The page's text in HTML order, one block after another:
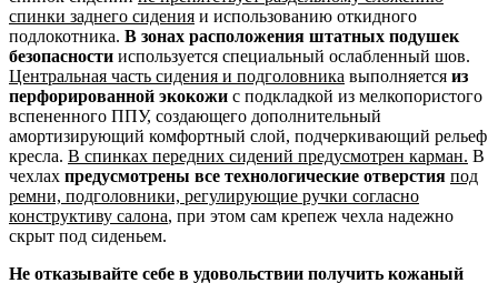
спинки заднего сидения и использованию откидного
подлокотника. В зонах расположения штатных подушек
безопасности используется специальный ослабленный шов.
Центральная часть сидения и подголовника выполняется из
перфорированной экокожи с подкладкой из мелкопористого
вспененного ППУ, создающего дополнительный
амортизирующий комфортный слой, подчеркивающий рельеф
кресла. В спинках передних сидений предусмотрен карман. В
чехлах предусмотрены все технологические отверстия под
ремни, подголовники, регулирующие ручки согласно
конструктиву салона, при этом сам крепеж чехла надежно
скрыт под сиденьем.
Не отказывайте себе в удовольствии получить кожаный